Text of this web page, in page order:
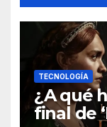
TECNOLOGÍA
¿A qué
final de